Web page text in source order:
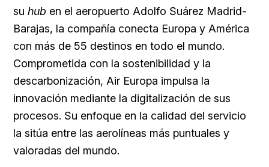
su hub en el aeropuerto Adolfo Suárez Madrid-
Barajas, la compañía conecta Europa y América
con más de 55 destinos en todo el mundo.
Comprometida con la sostenibilidad y la
descarbonización, Air Europa impulsa la
innovación mediante la digitalización de sus
procesos. Su enfoque en la calidad del servicio
la sitúa entre las aerolíneas más puntuales y
valoradas del mundo.